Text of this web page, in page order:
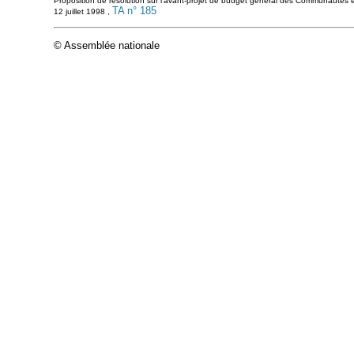
12 juillet 1998 , TA n° 185
© Assemblée nationale